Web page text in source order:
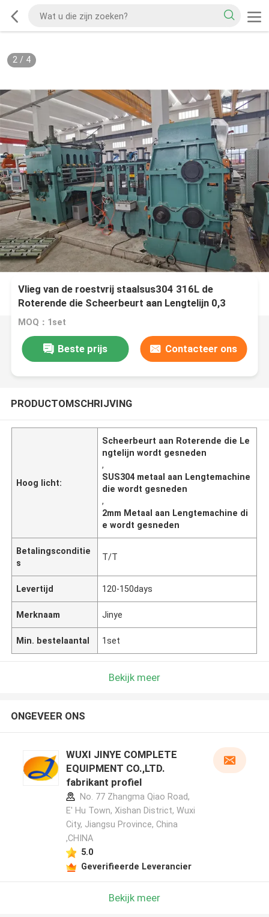
2/ 4
Vlieg van de roestvrij staalsus304 316L de
Roterende die Scheerbeurt aan Lengtelijn 0,3
wordt gesneden - 2 X 1000
MOQ：1set
Beste prijs Contacteer ons
PRODUCTOMSCHRIJVING
Hoog licht:
Scheerbeurt aan Roterende die Le
ngtelijn wordt gesneden
,
SUS304 metaal aan Lengtemachine
die wordt gesneden
,
2mm Metaal aan Lengtemachine di
e wordt gesneden
Betalingsconditie
s
T/T
Levertijd 120-150days
Merknaam Jinye
Min. bestelaantal 1set
Bekijk meer
ONGEVEER ONS
WUXI JINYE COMPLETE
EQUIPMENT CO.,LTD.
fabrikant profiel
No. 77 Zhangma Qiao Road,
E' Hu Town, Xishan District, Wuxi
City, Jiangsu Province, China
,CHINA
5.0
Geverifieerde Leverancier
Bekijk meer